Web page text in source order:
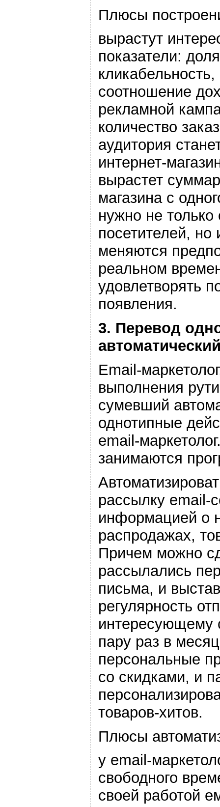
Плюсы
вырастут
показатели:
соотношение
рекламной
количество
аудитория
интернет-
вырастет
магазина с
нужно не только
посетителей, но
меняются
реальном
удовлетворять
появления.
3. Перевод
Email-
выполнения
сумевший
однотипные
email-
занимаются
рассылку email-
информацией о
распродажах,
Причем можно
рассылались
письма, и
регулярность
интересующему
пару раз в
персональные
со скидками, и
товаров-хитов.
Плюсы
у email-
свободного
своей работой